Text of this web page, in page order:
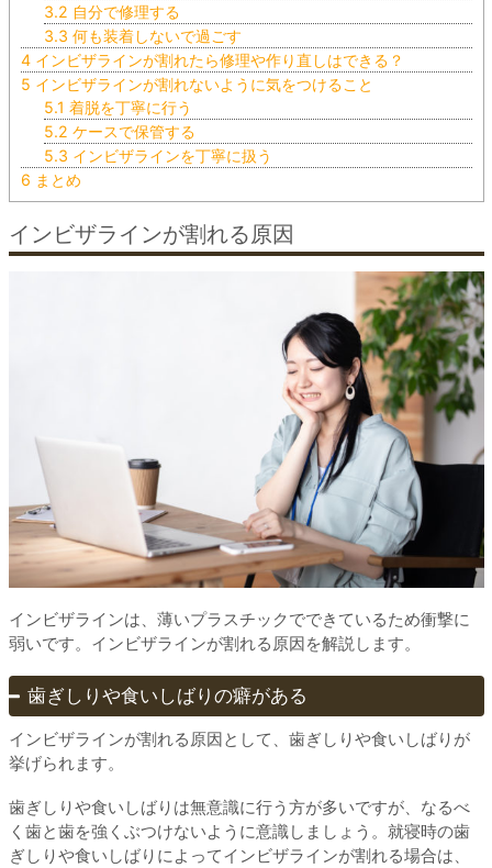
3.2 自分で修理する
3.3 何も装着しないで過ごす
4インビザラインが割れたら修理や作り直しはできる？
5 インビザラインが割れないように気をつけること
5.1 着脱を丁寧に行う
5.2 ケースで保管する
5.3 インビザラインを丁寧に扱う
6 まとめ
インビザラインが割れる原因
インビザラインは、薄いプラスチックでできているため衝撃に
弱いです。インビザラインが割れる原因を解説します。
歯ぎしりや食いしばりの癖がある
インビザラインが割れる原因として、歯ぎしりや食いしばりが
挙げられます。
歯ぎしりや食いしばりは無意識に行う方が多いですが、なるべ
く歯と歯を強くぶつけないように意識しましょう。就寝時の歯
ぎしりや食いしばりによってインビザラインが割れる場合は、